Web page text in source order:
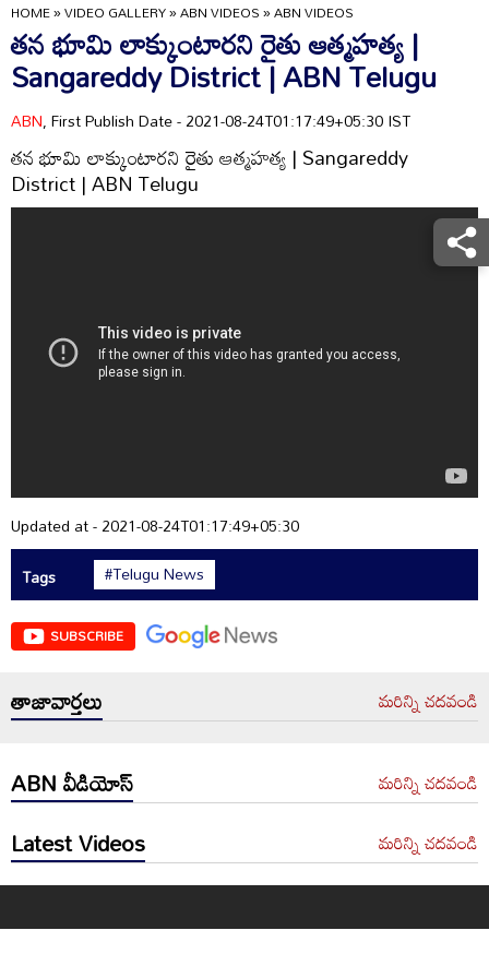
HOME»VIDEO GALLERY»ABN VIDEOS»ABN VIDEOS
తన భూమి లాక్కుంటారని రైతు ఆత్మహత్య |
Sangareddy District | ABN Telugu
ABN, First Publish Date - 2021-08-24T01:17:49+05:30 IST
తన భూమి లాక్కుంటారని రైతు ఆత్మహత్య | Sangareddy
District | ABN Telugu
Updated at - 2021-08-24T01:17:49+05:30
Tags
#Telugu News
SUBSCRIBE
తాజావార్తలు మరిన్ని చదవండి
ABN వీడియోస్ మరిన్ని చదవండి
Latest Videos మరిన్ని చదవండి